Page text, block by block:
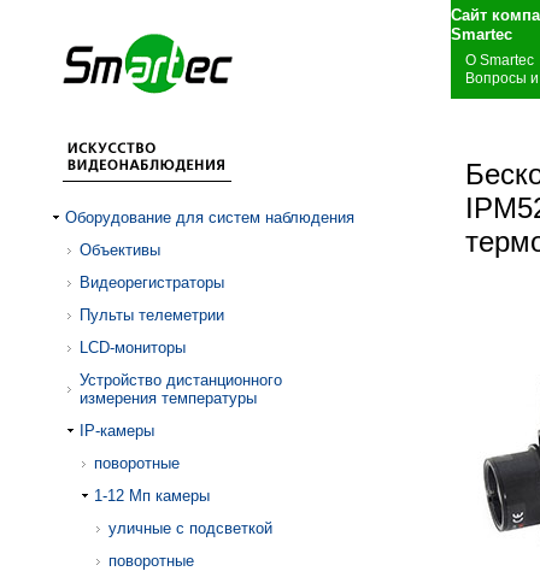
Сайт
О Smartec
Вопросы
Оборудование для систем наблюдения
Объективы
Видеорегистраторы
Пульты телеметрии
LCD-мониторы
Устройство дистанционного
измерения температуры
IP-камеры
поворотные
1-12 Mп камеры
уличные с подсветкой
поворотные